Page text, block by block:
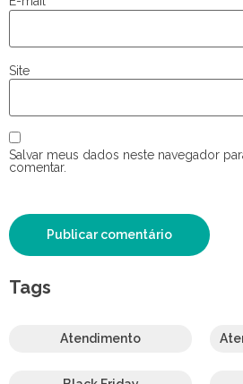
Site
Salvar meus dados neste navegador
comentar.
Tags
Atendimento